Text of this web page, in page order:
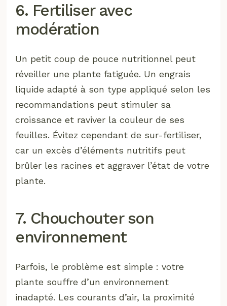
6. Fertiliser avec
modération
Un petit coup de pouce nutritionnel peut
réveiller une plante fatiguée. Un engrais
liquide adapté à son type appliqué selon les
recommandations peut stimuler sa
croissance et raviver la couleur de ses
feuilles. Évitez cependant de sur-fertiliser,
car un excès d’éléments nutritifs peut
brûler les racines et aggraver l’état de votre
plante.
7. Chouchouter son
environnement
Parfois, le problème est simple : votre
plante souffre d’un environnement
inadapté. Les courants d’air, la proximité